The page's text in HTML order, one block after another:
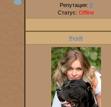
Репутация: 0
Статус: Offline
Kysik